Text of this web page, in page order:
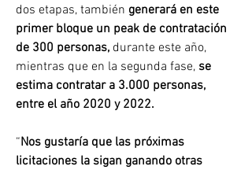
dos etapas, también generará en este
primer bloque un peak de contratación
de 300 personas, durante este año,
mientras que en la segunda fase, se
estima contratar a 3.000 personas,
entre el año 2020 y 2022.
“Nos gustaría que las próximas
licitaciones la sigan ganando otras